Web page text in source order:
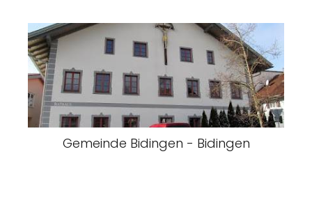
Gemeinde Bidingen - Bidingen